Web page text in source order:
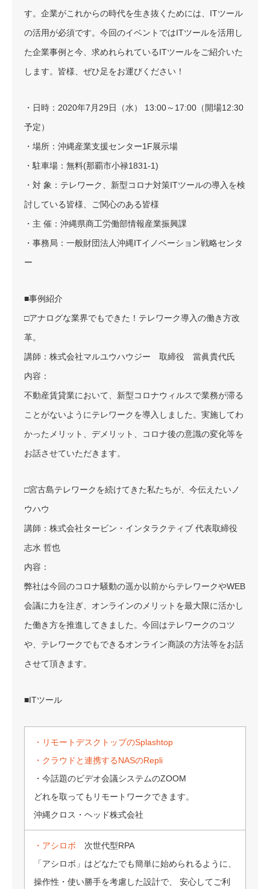
す。企業がこれからの時代を生き抜くためには、ITツール
の活用が必須です。今回のイベントではITツールを活用し
た企業事例と今、求めれられているITツールをご紹介いた
します。皆様、ぜひ足をお運びください！
・日時：2020年7月29日（水） 13:00～17:00（開場12:30
予定）
・場所：沖縄産業支援センター1F展示場
・駐車場：無料(那覇市小禄1831-1)
・対 象：テレワーク、新型コロナ対策ITツールの導入を検
討している皆様、ご関心のある皆様
・主 催：沖縄県商工労働部情報産業振興課
・事務局：一般財団法人沖縄ITイノベーション戦略センタ
ー
■事例紹介
□アナログな業界でもできた！テレワーク導入の働き方改
革。
講師：株式会社マルユウハウジー 取締役 當眞貴代氏
内容：
不動産賃貸業において、新型コロナウィルスで業務が滞る
ことがないようにテレワークを導入しました。実施してわ
かったメリット、デメリット、コロナ後の意識の変化等を
お話させていただきます。
□宮古島テレワークを続けてきた私たちが、今伝えたいノ
ウハウ
講師：株式会社タービン・インタラクティブ 代表取締役
志水 哲也
内容：
弊社は今回のコロナ騒動の遥か以前からテレワークやWEB
会議に力を注ぎ、オンラインのメリットを最大限に活かし
た働き方を推進してきました。今回はテレワークのコツ
や、テレワークでもできるオンライン商談の方法等をお話
させて頂きます。
■ITツール
・リモートデスクトップのSplashtop
・クラウドと連携するNASのRepli
・今話題のビデオ会議システムのZOOM
どれを取ってもリモートワークできます。
沖縄クロス・ヘッド株式会社
・アシロボ 次世代型RPA
「アシロボ」はどなたでも簡単に始められるように、
操作性・使い勝手を考慮した設計で、 安心してご利